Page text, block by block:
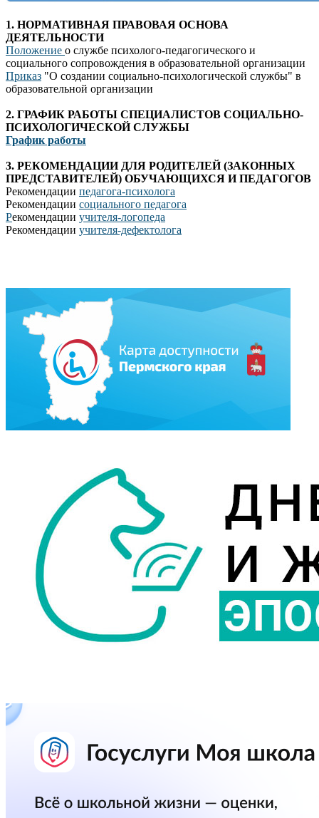
1. НОРМАТИВНАЯ ПРАВОВАЯ ОСНОВА
ДЕЯТЕЛЬНОСТИ
Положение о службе психолого-педагогического и
социального сопровождения в образовательной организации
Приказ "О создании социально-психологической службы" в
образовательной организации
2. ГРАФИК РАБОТЫ СПЕЦИАЛИСТОВ СОЦИАЛЬНО-
ПСИХОЛОГИЧЕСКОЙ СЛУЖБЫ
График работы
3. РЕКОМЕНДАЦИИ ДЛЯ РОДИТЕЛЕЙ (ЗАКОННЫХ
ПРЕДСТАВИТЕЛЕЙ) ОБУЧАЮЩИХСЯ И ПЕДАГОГОВ
Рекомендации педагога-психолога
Рекомендации социального педагога
Рекомендации учителя-логопеда
Рекомендации учителя-дефектолога